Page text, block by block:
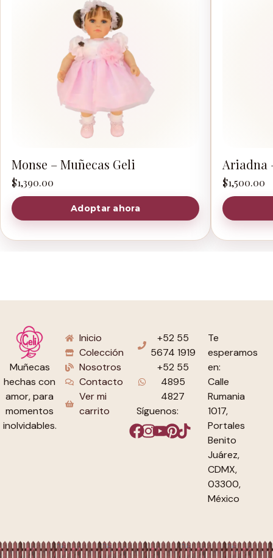
Monse – Muñecas Geli
$1,390.00
Adoptar ahora
Ariadna
$1,500.00
Muñecas
hechas con
amor, para
momentos
inolvidables.
Inicio
Colección
Nosotros
Contacto
Ver mi
carrito
+52 55
5674 1919
+52 55
4895
4827
Síguenos:
Te
esperamos
en:
Calle
Rumania
1017,
Portales
Benito
Juárez,
CDMX,
03300,
México